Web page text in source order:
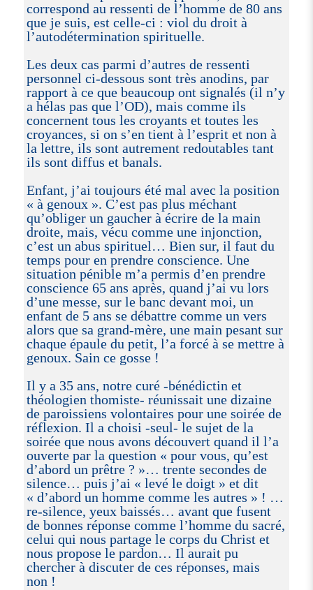
correspond au ressenti de l’homme de 80 ans
que je suis, est celle-ci : viol du droit à
l’autodétermination spirituelle.
Les deux cas parmi d’autres de ressenti
personnel ci-dessous sont très anodins, par
rapport à ce que beaucoup ont signalés (il n’y
a hélas pas que l’OD), mais comme ils
concernent tous les croyants et toutes les
croyances, si on s’en tient à l’esprit et non à
la lettre, ils sont autrement redoutables tant
ils sont diffus et banals.
Enfant, j’ai toujours été mal avec la position
« à genoux ». C’est pas plus méchant
qu’obliger un gaucher à écrire de la main
droite, mais, vécu comme une injonction,
c’est un abus spirituel… Bien sur, il faut du
temps pour en prendre conscience. Une
situation pénible m’a permis d’en prendre
conscience 65 ans après, quand j’ai vu lors
d’une messe, sur le banc devant moi, un
enfant de 5 ans se débattre comme un vers
alors que sa grand-mère, une main pesant sur
chaque épaule du petit, l’a forcé à se mettre à
genoux. Sain ce gosse !
Il y a 35 ans, notre curé -bénédictin et
théologien thomiste- réunissait une dizaine
de paroissiens volontaires pour une soirée de
réflexion. Il a choisi -seul- le sujet de la
soirée que nous avons découvert quand il l’a
ouverte par la question « pour vous, qu’est
d’abord un prêtre ? »… trente secondes de
silence… puis j’ai « levé le doigt » et dit
« d’abord un homme comme les autres » ! …
re-silence, yeux baissés… avant que fusent
de bonnes réponse comme l’homme du sacré,
celui qui nous partage le corps du Christ et
nous propose le pardon… Il aurait pu
chercher à discuter de ces réponses, mais
non !